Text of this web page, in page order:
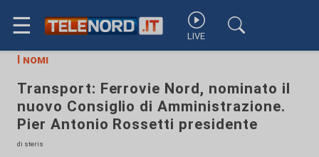
☰ LIVE
I nomi
Transport: Ferrovie Nord, nominato il
nuovo Consiglio di Amministrazione.
Pier Antonio Rossetti presidente
di steris